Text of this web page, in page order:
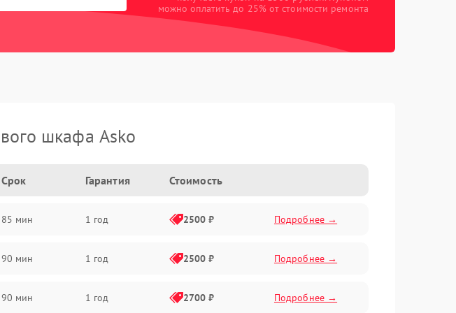
можно оплатить до 25% от стоимости ремонта
шкафа Asko
Срок Гарантия Стоимость
85 мин 1 год 2500 ₽ Подробнее →
90 мин 1 год 2500 ₽ Подробнее →
90 мин 1 год 2700 ₽ Подробнее →